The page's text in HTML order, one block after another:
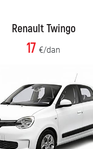
Renault Twingo
17 €/dan